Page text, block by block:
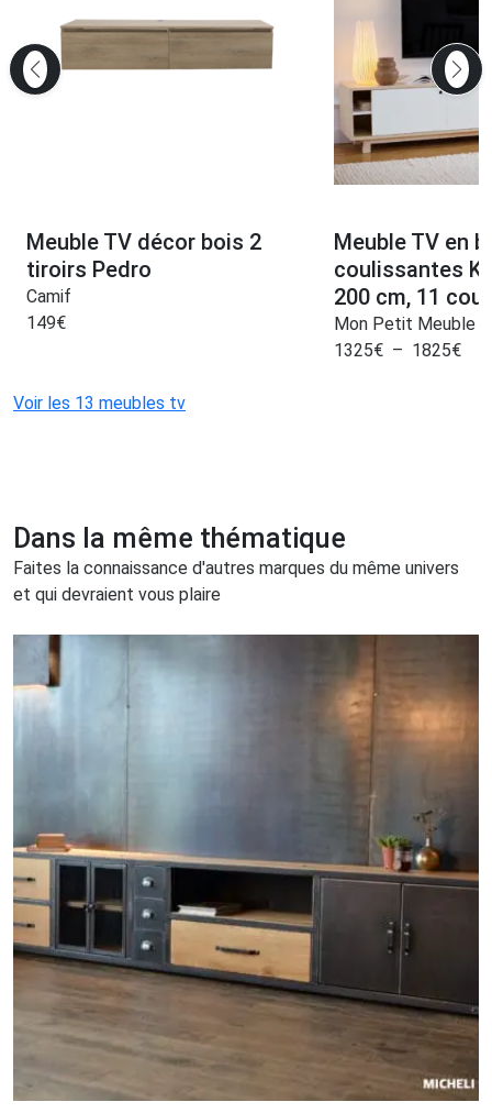
Meuble TV décor bois 2
tiroirs Pedro
Camif
149€
Meuble TV en
coulissantes
200 cm, 11
Mon Petit Meuble
1325€ – 1825€
Voir les 13 meubles tv
Dans la même thématique
Faites la connaissance d'autres marques du même univers
et qui devraient vous plaire